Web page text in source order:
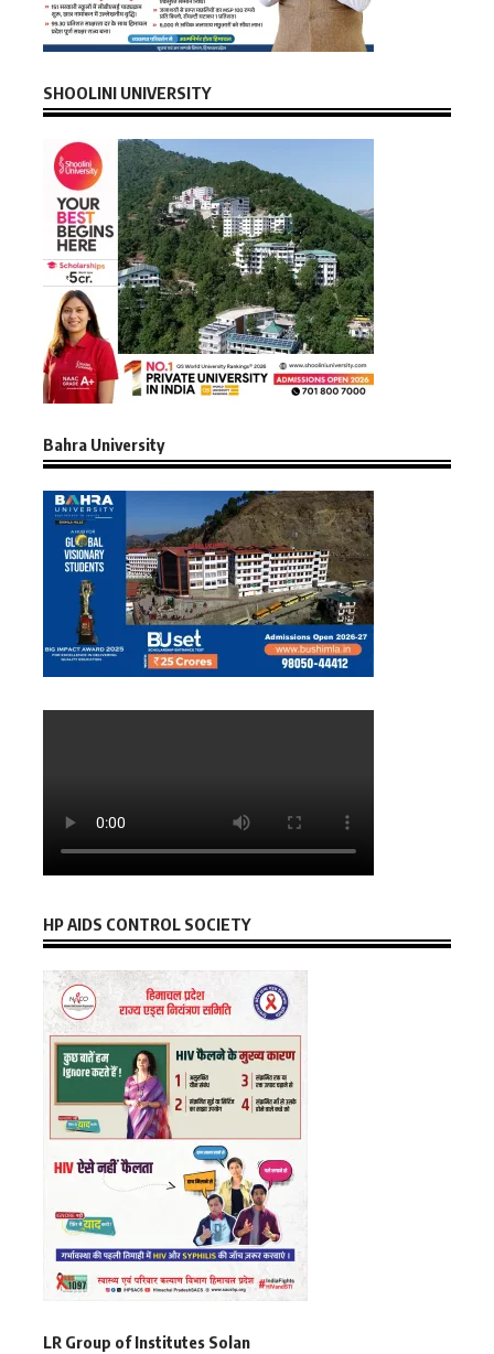
SHOOLINI UNIVERSITY
Bahra University
HP AIDS CONTROL SOCIETY
LR Group of Institutes Solan